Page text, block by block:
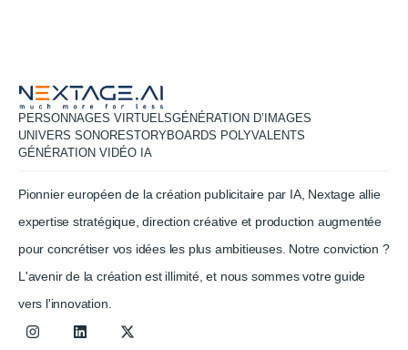
PERSONNAGES VIRTUELSGÉNÉRATION D’IMAGES
UNIVERS SONORESTORYBOARDS POLYVALENTS
GÉNÉRATION VIDÉO IA
Pionnier européen de la création publicitaire par IA, Nextage allie
expertise stratégique, direction créative et production augmentée
pour concrétiser vos idées les plus ambitieuses. Notre conviction ?
L'avenir de la création est illimité, et nous sommes votre guide
vers l'innovation.